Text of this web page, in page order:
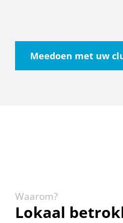
Meedoen met uw
Waarom?
Lokaal